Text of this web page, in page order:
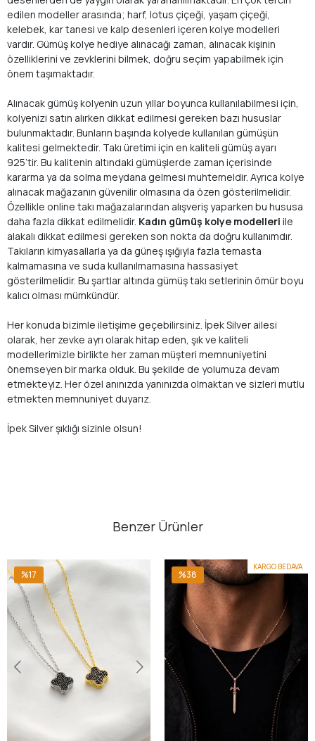
edilen modeller arasında; harf, lotus çiçeği, yaşam çiçeği,
kelebek, kar tanesi ve kalp desenleri içeren kolye modelleri
vardır. Gümüş kolye hediye alınacağı zaman, alınacak kişinin
özelliklerini ve zevklerini bilmek, doğru seçim yapabilmek için
önem taşımaktadır.
Alınacak gümüş kolyenin uzun yıllar boyunca kullanılabilmesi için,
kolyenizi satın alırken dikkat edilmesi gereken bazı hususlar
bulunmaktadır. Bunların başında kolyede kullanılan gümüşün
kalitesi gelmektedir. Takı üretimi için en kaliteli gümüş ayarı
925’tir. Bu kalitenin altındaki gümüşlerde zaman içerisinde
kararma ya da solma meydana gelmesi muhtemeldir. Ayrıca kolye
alınacak mağazanın güvenilir olmasına da özen gösterilmelidir.
Özellikle online takı mağazalarından alışveriş yaparken bu hususa
daha fazla dikkat edilmelidir. Kadın gümüş kolye modelleri ile
alakalı dikkat edilmesi gereken son nokta da doğru kullanımdır.
Takıların kimyasallarla ya da güneş ışığıyla fazla temasta
kalmamasına ve suda kullanılmamasına hassasiyet
gösterilmelidir. Bu şartlar altında gümüş takı setlerinin ömür boyu
kalıcı olması mümkündür.
Her konuda bizimle iletişime geçebilirsiniz. İpek Silver ailesi
olarak, her zevke ayrı olarak hitap eden, şık ve kaliteli
modellerimizle birlikte her zaman müşteri memnuniyetini
önemseyen bir marka olduk. Bu şekilde de yolumuza devam
etmekteyiz. Her özel anınızda yanınızda olmaktan ve sizleri mutlu
etmekten memnuniyet duyarız.
İpek Silver şıklığı sizinle olsun!
Benzer Ürünler
%17
KARGO BEDAVA
%38